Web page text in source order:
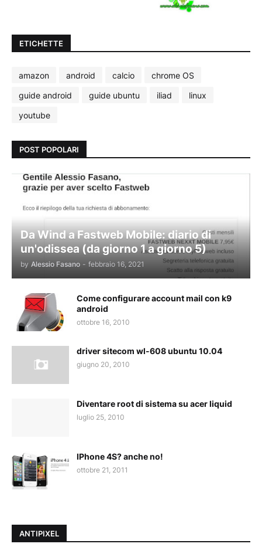
ETICHETTE
amazon android calcio
chrome OS
guide android
guide ubuntu iliad
linux
youtube
POST POPOLARI
Da Wind a Fastweb Mobile: diario di
un'odissea (da giorno 1 a giorno 5)
by Alessio Fasano - febbraio 16, 2021
Come configurare account mail con k9
android
ottobre 16, 2010
driver sitecom wl-608 ubuntu 10.04
giugno 20, 2010
Diventare root di sistema su acer liquid
luglio 25, 2010
IPhone 4S? anche no!
ottobre 21, 2011
ANTIPIXEL